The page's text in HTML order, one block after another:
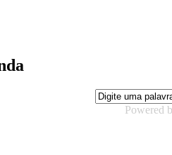
Powered